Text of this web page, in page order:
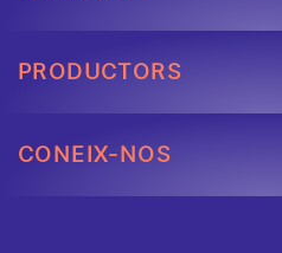
PRODUCTORS
CONEIX-NOS